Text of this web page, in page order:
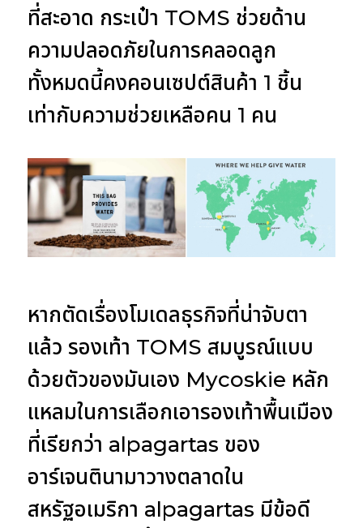
ที่สะอาด กระเป๋า TOMS ช่วยด้าน
ความปลอดภัยในการคลอดลูก
ทั้งหมดนี้คงคอนเซปต์สินค้า 1 ชิ้น
เท่ากับความช่วยเหลือคน 1 คน
หากตัดเรื่องโมเดลธุรกิจที่น่าจับตา
แล้ว รองเท้า TOMS สมบูรณ์แบบ
ด้วยตัวของมันเอง Mycoskie หลัก
แหลมในการเลือกเอารองเท้าพื้นเมือง
ที่เรียกว่า alpagartas ของ
อาร์เจนตินามาวางตลาดใน
สหรัฐอเมริกา alpagartas มีข้อดี